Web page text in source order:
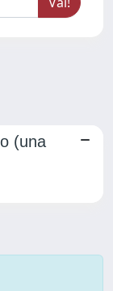
(una